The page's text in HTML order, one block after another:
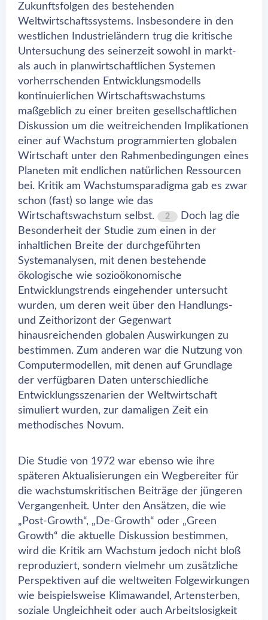
Zukunftsfolgen des bestehenden
Weltwirtschaftssystems. Insbesondere in den
westlichen Industrieländern trug die kritische
Untersuchung des seinerzeit sowohl in markt-
als auch in planwirtschaftlichen Systemen
vorherrschenden Entwicklungsmodells
kontinuierlichen Wirtschaftswachstums
maßgeblich zu einer breiten gesellschaftlichen
Diskussion um die weitreichenden Implikationen
einer auf Wachstum programmierten globalen
Wirtschaft unter den Rahmenbedingungen eines
Planeten mit endlichen natürlichen Ressourcen
bei. Kritik am Wachstumsparadigma gab es zwar
schon (fast) so lange wie das
Wirtschaftswachstum selbst.
2
Doch lag die
Besonderheit der Studie zum einen in der
inhaltlichen Breite der durchgeführten
Systemanalysen, mit denen bestehende
ökologische wie sozioökonomische
Entwicklungstrends eingehender untersucht
wurden, um deren weit über den Handlungs-
und Zeithorizont der Gegenwart
hinausreichenden globalen Auswirkungen zu
bestimmen. Zum anderen war die Nutzung von
Computermodellen, mit denen auf Grundlage
der verfügbaren Daten unterschiedliche
Entwicklungsszenarien der Weltwirtschaft
simuliert wurden, zur damaligen Zeit ein
methodisches Novum.
Die Studie von 1972 war ebenso wie ihre
späteren Aktualisierungen ein Wegbereiter für
die wachstumskritischen Beiträge der jüngeren
Vergangenheit. Unter den Ansätzen, die wie
„Post-Growth“, „De-Growth“ oder „Green
Growth“ die aktuelle Diskussion bestimmen,
wird die Kritik am Wachstum jedoch nicht bloß
reproduziert, sondern vielmehr um zusätzliche
Perspektiven auf die weltweiten Folgewirkungen
wie beispielsweise Klimawandel, Artensterben,
soziale Ungleichheit oder auch Arbeitslosigkeit